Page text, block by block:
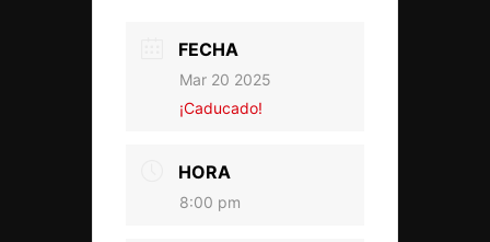
FECHA
Mar 20 2025
¡Caducado!
HORA
8:00 pm